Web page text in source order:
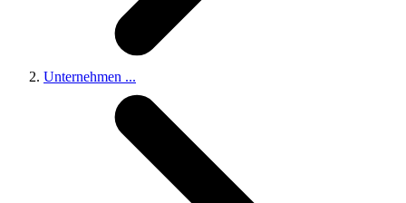
Unternehmen ...